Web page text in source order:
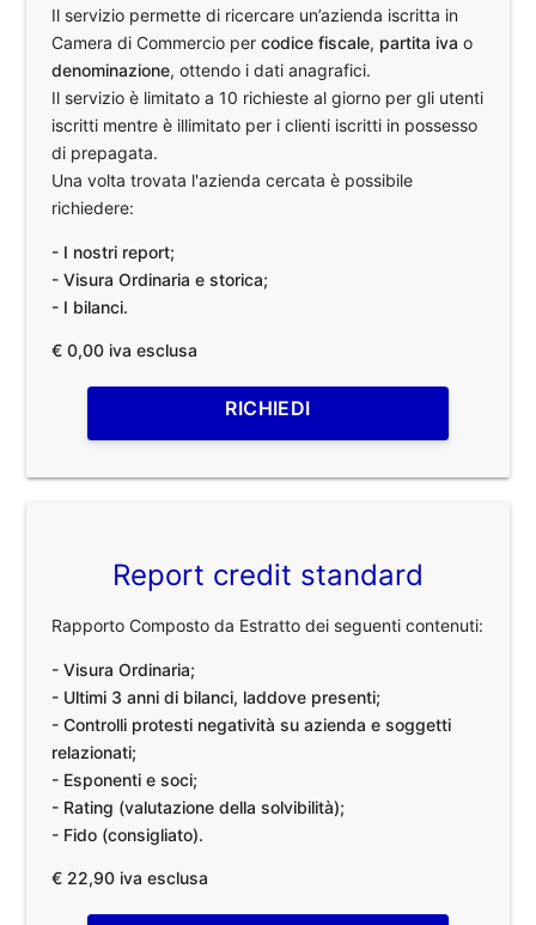
Il servizio permette di ricercare un’azienda iscritta in
Camera di Commercio percodice fiscale, partita iva o
denominazione, ottendo i dati anagrafici.
Il servizio è limitato a 10 richieste al giorno per gli utenti
iscritti mentre è illimitato per i clienti iscritti in possesso
di prepagata.
Una volta trovata l'azienda cercata è possibile
richiedere:
- I nostri report;
- Visura Ordinaria e storica;
- I bilanci.
€ 0,00 iva esclusa
RICHIEDI
Report credit standard
Rapporto Composto da Estratto dei seguenti contenuti:
- Visura Ordinaria;
- Ultimi 3 anni di bilanci, laddove presenti;
- Controlli protesti negatività su azienda e soggetti
relazionati;
- Esponenti e soci;
- Rating (valutazione della solvibilità);
- Fido (consigliato).
€ 22,90 iva esclusa